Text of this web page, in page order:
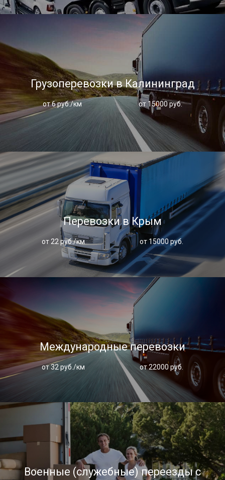
Грузоперевозки в Калининград
от 6 руб./км от 15000 руб.
Перевозки в Крым
от 22 руб./км от 15000 руб.
Международные перевозки
от 32 руб./км от 22000 руб.
Военные (служебные) переезды с